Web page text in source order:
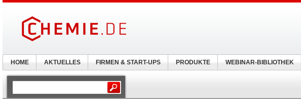
HOME AKTUELLES FIRMEN & START-UPS PRODUKTE WEBINAR-BIBLIOTHEK